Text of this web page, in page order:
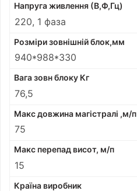
Напруга живлення (В,Ф,Гц)
220, 1 фаза
Розміри зовнішній блок,мм
940*988*330
Вага зовн блоку Кг
76,5
Макс довжина магістралі ,м/п
75
Макс перепад висот, м/п
15
Країна виробник